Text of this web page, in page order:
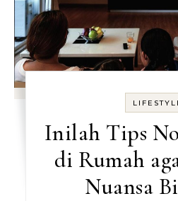
Inilah Tips
di Rumah
Nuansa